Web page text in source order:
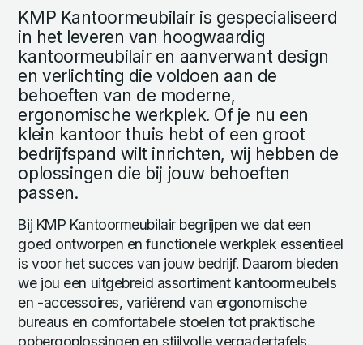
KMP Kantoormeubilair is gespecialiseerd
in het leveren van hoogwaardig
kantoormeubilair en aanverwant design
en verlichting die voldoen aan de
behoeften van de moderne,
ergonomische werkplek. Of je nu een
klein kantoor thuis hebt of een groot
bedrijfspand wilt inrichten, wij hebben de
oplossingen die bij jouw behoeften
passen.
Bij KMP Kantoormeubilair begrijpen we dat een
goed ontworpen en functionele werkplek essentieel
is voor het succes van jouw bedrijf. Daarom bieden
we jou een uitgebreid assortiment kantoormeubels
en -accessoires, variërend van ergonomische
bureaus en comfortabele stoelen tot praktische
opbergoplossingen en stijlvolle vergadertafels.